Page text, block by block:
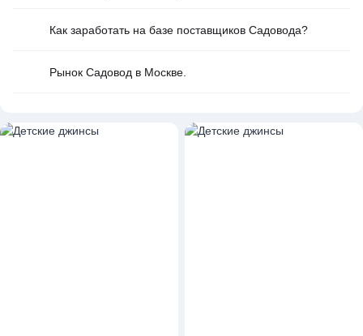
Как заработать на базе поставщиков Садовода?
Рынок Садовод в Москве.